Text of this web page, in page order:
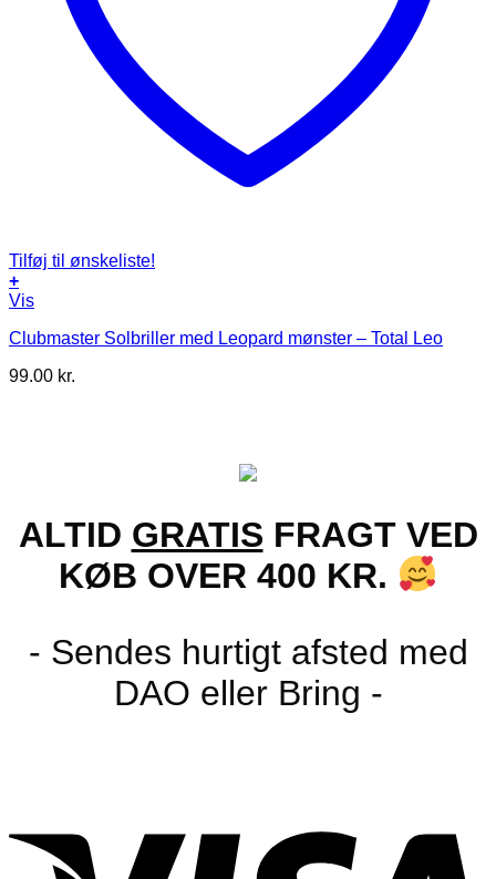
Tilføj til ønskeliste!
+
Vis
Clubmaster Solbriller med Leopard mønster – Total Leo
99.00 kr.
ALTID GRATIS FRAGT VED
KØB OVER 400 KR.
- Sendes hurtigt afsted med
DAO eller Bring -